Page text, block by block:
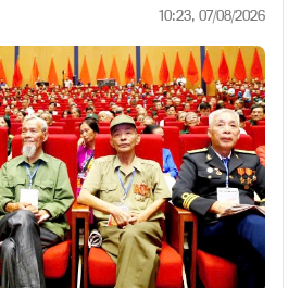
10:23, 07/08/2026